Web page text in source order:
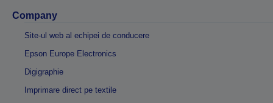
Company
Site-ul web al echipei de conducere
Epson Europe Electronics
Digigraphie
Imprimare direct pe textile